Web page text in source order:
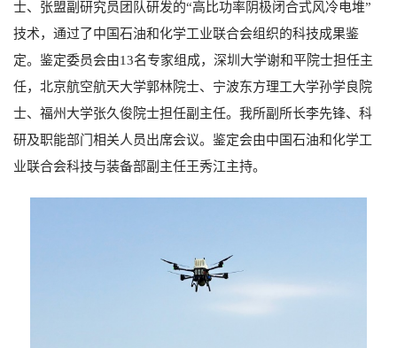
士、张盟副研究员团队研发的“高比功率阴极闭合式风冷电堆”
技术，通过了中国石油和化学工业联合会组织的科技成果鉴
定。鉴定委员会由13名专家组成，深圳大学谢和平院士担任主
任，北京航空航天大学郭林院士、宁波东方理工大学孙学良院
士、福州大学张久俊院士担任副主任。我所副所长李先锋、科
研及职能部门相关人员出席会议。鉴定会由中国石油和化学工
业联合会科技与装备部副主任王秀江主持。